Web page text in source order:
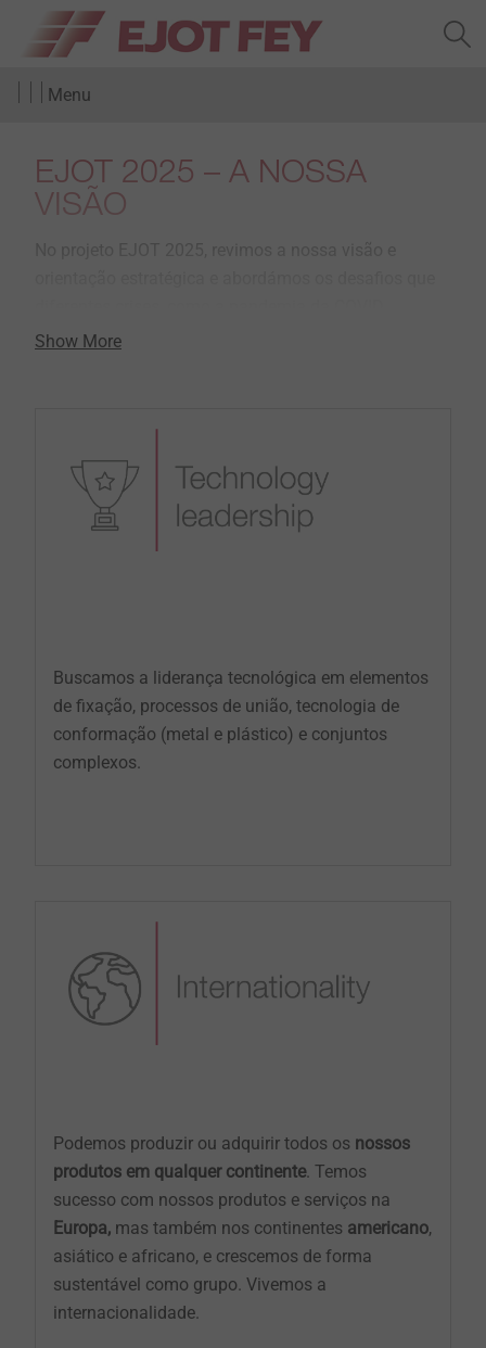
Menu
Show More
EJOT 2025 – A NOSSA
VISÃO
colocam ao grupo empresarial.
Buscamos a liderança tecnológica em elementos
de fixação, processos de união, tecnologia de
conformação (metal e plástico) e conjuntos
complexos.
Podemos produzir ou adquirir todos os nossos
produtos em qualquer continente. Temos
sucesso com nossos produtos e serviços na
Europa, mas também nos continentes americano,
asiático e africano, e crescemos de forma
sustentável como grupo. Vivemos a
internacionalidade.